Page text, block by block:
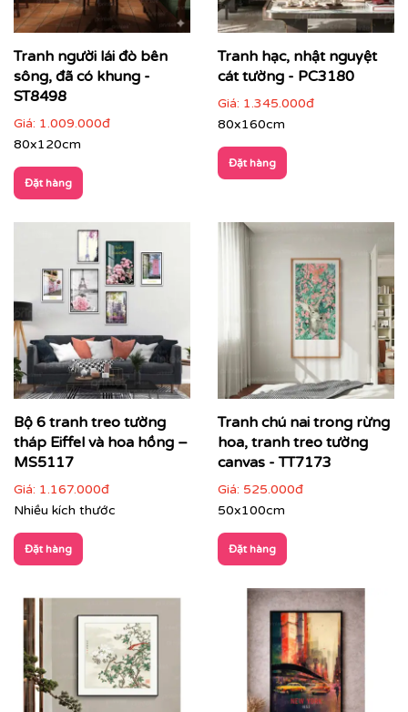
Phòng làm việc: giúp thư giãn tinh thần, tăng cảm
hứng sáng tạo
Tranh người lái đò bên
sông, đã có khung -
ST8498
Giá: 1.009.000đ
80x120cm
Đặt hàng
Tranh hạc, nhật nguyệt
cát tường - PC3180
Giá: 1.345.000đ
80x160cm
Đặt hàng
Bộ 6 tranh treo tường
tháp Eiffel và hoa hồng –
MS5117
Giá: 1.167.000đ
Nhiều kích thước
Đặt hàng
Tranh chú nai trong rừng
hoa, tranh treo tường
canvas - TT7173
Giá: 525.000đ
50x100cm
Đặt hàng